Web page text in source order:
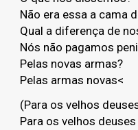
Não era essa a cama
Qual a diferença de
Nós não pagamos
Pelas novas armas?
Pelas armas novas<
(Para os velhos
Para os velhos